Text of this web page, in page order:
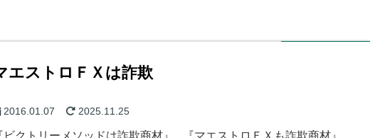
エストロＦＸは詐欺
2016.01.07 2025.11.25
ビクトリーメソッドは詐欺商材』 『マエストロＦＸも詐欺商材』